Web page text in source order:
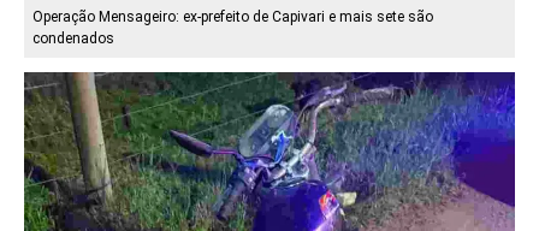
Operação Mensageiro: ex-prefeito de Capivari e mais sete são
condenados